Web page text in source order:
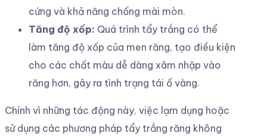
cứng và khả năng chống mài mòn.
Tăng độ xốp: Quá trình tẩy trắng có thể
làm tăng độ xốp của men răng, tạo điều kiện
cho các chất màu dễ dàng xâm nhập vào
răng hơn, gây ra tình trạng tái ố vàng.
Chính vì những tác động này, việc lạm dụng hoặc
sử dụng các phương pháp tẩy trắng răng không